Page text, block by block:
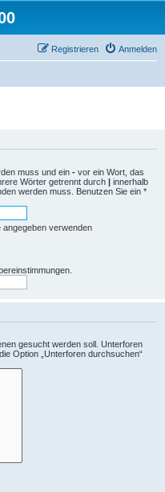
Anmelden
Registrieren
muss und ein - vor ein Wort, das
Wörter getrennt durch | innerhalb
werden muss. Benutzen Sie ein *
angegeben verwenden
gesucht werden soll. Unterforen
Option „Unterforen durchsuchen“